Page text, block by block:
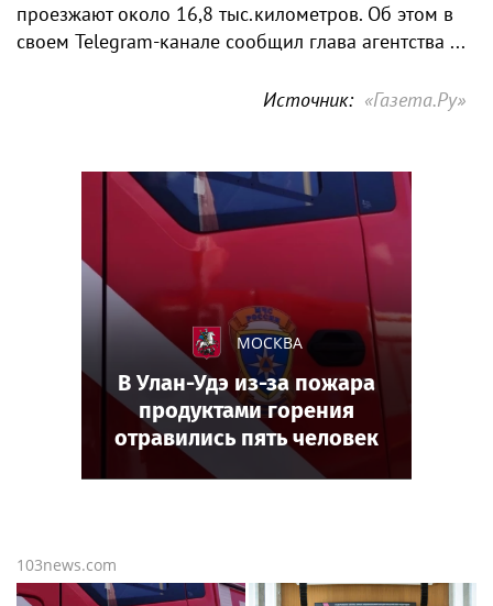
проезжают около 16,8 тыс.километров. Об этом в
своем Telegram-канале сообщил глава агентства ...
Источник: «Газета.Ру»
103news.com
МОСКВА
В Улан-Удэ из-за пожара
продуктами горения
отравились пять человек